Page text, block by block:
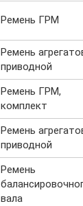
Ремень ГРМ
Ремень
приводной
Ремень ГРМ,
комплект
Ремень
приводной
Ремень
вала